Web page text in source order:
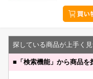
探している商品が上手く
■ 「検索機能」から商品を